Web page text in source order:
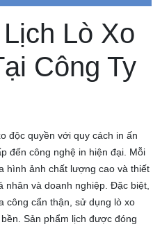
KhangLò Xo
Công Ty
độc quyền với quy cách in ấn
đến công nghệ in hiện đại. Mỗi
hình ảnh chất lượng cao và thiết
nhân và doanh nghiệp. Đặc biệt,
công cẩn thận, sử dụng lò xo
Sản phẩm lịch được đóng